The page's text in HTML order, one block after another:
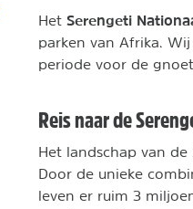
Het Serengeti
parken van Afrika.
periode voor de
Reis naar de
Het landschap van
Door de unieke
leven er ruim 3